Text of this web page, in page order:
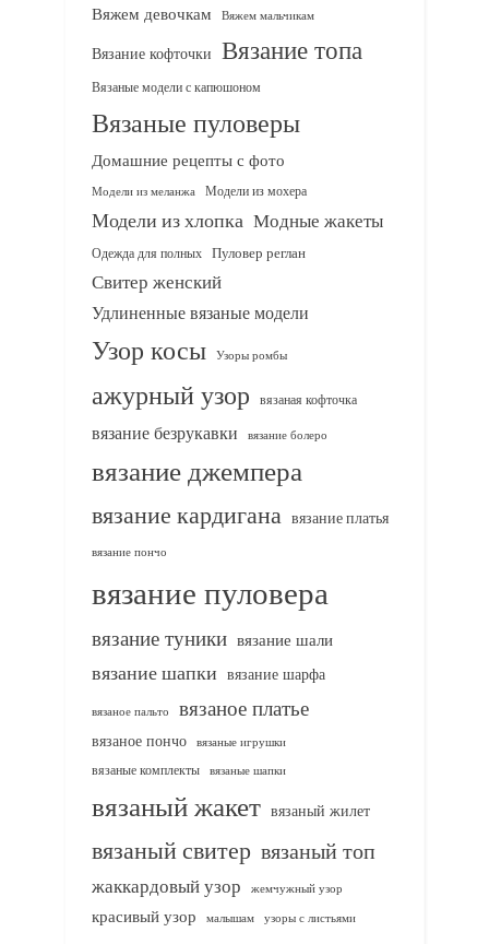
Вяжем девочкам Вяжем мальчикам
Вязание кофточки Вязание топа
Вязаные модели с капюшоном
Вязаные пуловеры
Домашние рецепты с фото
Модели из меланжа Модели из мохера
Модели из хлопка Модные жакеты
Одежда для полных Пуловер реглан
Свитер женский
Удлиненные вязаные модели
Узор косы Узоры ромбы
ажурный узор вязаная кофточка
вязание безрукавки вязание болеро
вязание джемпера
вязание кардигана вязание платья
вязание пончо
вязание пуловера
вязание туники вязание шали
вязание шапки вязание шарфа
вязаное пальто вязаное платье
вязаное пончо вязаные игрушки
вязаные комплекты
вязаные шапки
вязаный жакет вязаный жилет
вязаный свитер вязаный топ
жаккардовый узор жемчужный узор
красивый узор малышам узоры с листьями